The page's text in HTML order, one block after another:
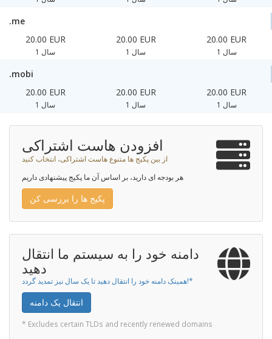
.me
20.00 EUR
1 سال
20.00 EUR
1 سال
20.00 EUR
1 سال
.mobi
20.00 EUR
1 سال
20.00 EUR
1 سال
20.00 EUR
1 سال
افزودن هاست اشتراکی
از بین پکیج ها متنوع هاست اشتراکی، انتخاب کنید
هر بودجه ای دارید، بر اساس آن ما پکیج پیشنهادی داریم
پکیج ها را بررسی کن
دامنه خود را به سیستم ما انتقال
دهید
همینک دامنه خود را انتقال دهید تا یک سال نیز تمدید گردد!*
انتقال یک دامنه
* Excludes certain TLDs and recently renewed domains